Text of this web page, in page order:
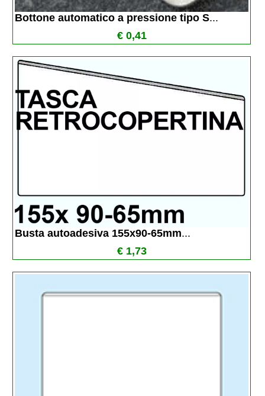
Bottone automatico a pressione tipo S...
€ 0,41
Busta autoadesiva 155x90-65mm...
€ 1,73